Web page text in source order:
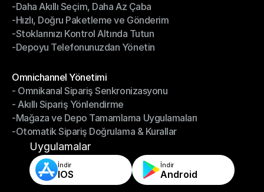
Depo Yönetimi
-Daha Akıllı Seçim, Daha Az Çaba
-Daha Akıllı Seçim, Daha Az Çaba
-Hızlı, Doğru Paketleme ve Gönderim
-Hızlı, Doğru Paketleme ve Gönderim
-Stoklarınızı Kontrol Altında Tutun
-Stoklarınızı Kontrol Altında Tutun
-Depoyu Telefonunuzdan Yönetin
Omnichannel Yönetimi
Omnichannel Yönetimi
- Omnikanal Sipariş Senkronizasyonu
- Omnikanal Sipariş Senkronizasyonu
- Akıllı Sipariş Yönlendirme
- Akıllı Sipariş Yönlendirme
-Mağaza ve Depo Tamamlama Uygulamaları
-Mağaza ve Depo Tamamlama Uygulamaları
-Otomatik Sipariş Doğrulama & Kurallar
-Otomatik Sipariş Doğrulama & Kurallar
Uygulamalar
İndir
IOS
İndir
Android